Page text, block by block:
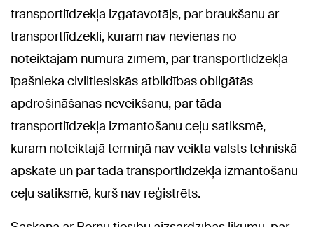
transportlīdzekļa izgatavotājs, par braukšanu ar
transportlīdzekli, kuram nav nevienas no
noteiktajām numura zīmēm, par transportlīdzekļa
īpašnieka civiltiesiskās atbildības obligātās
apdrošināšanas neveikšanu, par tāda
transportlīdzekļa izmantošanu ceļu satiksmē,
kuram noteiktajā termiņā nav veikta valsts tehniskā
apskate un par tāda transportlīdzekļa izmantošanu
ceļu satiksmē, kurš nav reģistrēts.